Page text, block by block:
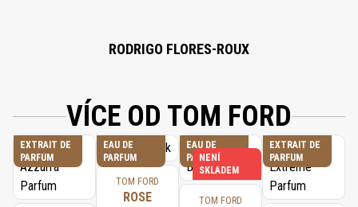
RODRIGO FLORES-ROUX
VÍCE OD TOM FORD
EXTRAIT DE
PARFUM
EAU DE
PARFUM
TOM FORD
ROSE
EAU DE
PARFUM
NENÍ
SKLADEM
TOM FORD
EXTRAIT DE
PARFUM